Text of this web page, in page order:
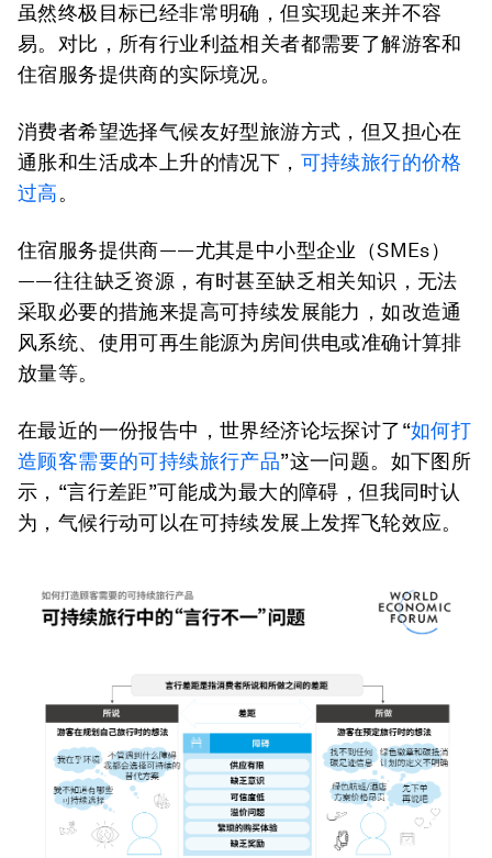
虽然终极目标已经非常明确，但实现起来并不容
易。对比，所有行业利益相关者都需要了解游客和
住宿服务提供商的实际境况。
消费者希望选择气候友好型旅游方式，但又担心在
通胀和生活成本上升的情况下， 可持续旅行的价格
过高。
住宿服务提供商——尤其是中小型企业（SMEs）
——往往缺乏资源，有时甚至缺乏相关知识，无法
采取必要的措施来提高可持续发展能力，如改造通
风系统、使用可再生能源为房间供电或准确计算排
放量等。
在最近的一份报告中，世界经济论坛探讨了“如何打
造顾客需要的可持续旅行产品”这一问题。如下图所
示，“言行差距”可能成为最大的障碍，但我同时认
为，气候行动可以在可持续发展上发挥飞轮效应。